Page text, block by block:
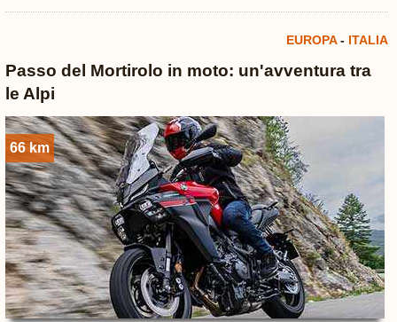
EUROPA- ITALIA
Passo del Mortirolo in moto: un'avventura tra
le Alpi
66 km